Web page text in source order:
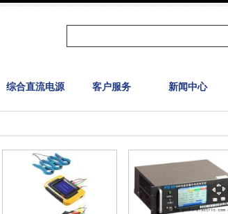
综合直流电源 客户服务 新闻中心